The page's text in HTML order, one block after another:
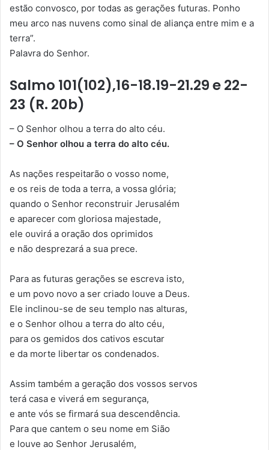
estão convosco, por todas as gerações futuras. Ponho
meu arco nas nuvens como sinal de aliança entre mim e a
terra”.
Palavra do Senhor.
Salmo 101(102),16-18.19-21.29 e 22-
23 (R. 20b)
– O Senhor olhou a terra do alto céu.
– O Senhor olhou a terra do alto céu.
As nações respeitarão o vosso nome,
e os reis de toda a terra, a vossa glória;
quando o Senhor reconstruir Jerusalém
e aparecer com gloriosa majestade,
ele ouvirá a oração dos oprimidos
e não desprezará a sua prece.
Para as futuras gerações se escreva isto,
e um povo novo a ser criado louve a Deus.
Ele inclinou-se de seu templo nas alturas,
e o Senhor olhou a terra do alto céu,
para os gemidos dos cativos escutar
e da morte libertar os condenados.
Assim também a geração dos vossos servos
terá casa e viverá em segurança,
e ante vós se firmará sua descendência.
Para que cantem o seu nome em Sião
e louve ao Senhor Jerusalém,